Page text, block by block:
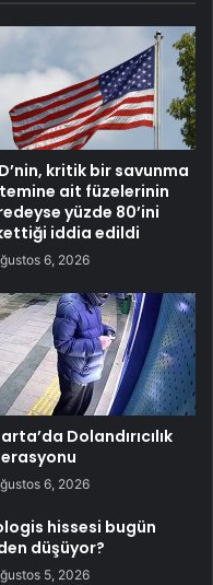
kritik bir savunma
ait füzelerinin
yüzde 80’ini
iddia edildi
6, 2026
Dolandırıcılık
6, 2026
hissesi bugün
düşüyor?
5, 2026